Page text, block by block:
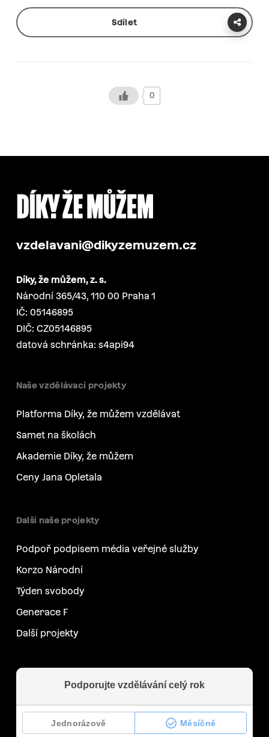
Sdílet
0
vzdelavani@dikyzemuzem.cz
Díky, že můžem, z. s.
Národní 365/43, 110 00 Praha 1
IČ: 05146895
DIČ: CZ05146895
datová schránka: s4api94
Naše vzdělávací projekty
Platforma Díky, že můžem vzdělávat
Samet na školách
Akademie Díky, že můžem
Ceny Jana Opletala
Další naše projekty
Podpoř podpisem média veřejné služby
Korzo Národní
Týden svobody
Generace F
Další projekty